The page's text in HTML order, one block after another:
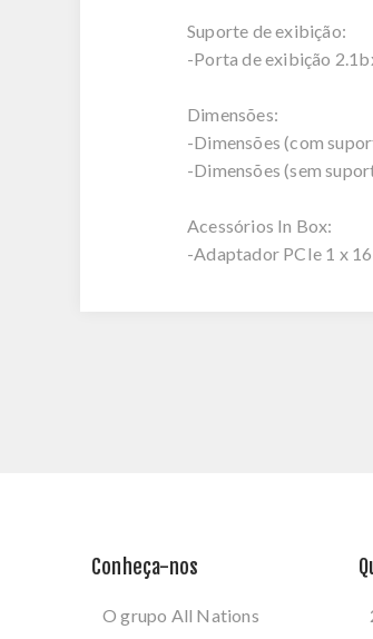
Suporte de exibição:
-Porta de exibição
Dimensões:
-Dimensões (com
-Dimensões (sem
Acessórios In Box:
-Adaptador PCIe 1 x
Conheça-nos
O grupo All Nations